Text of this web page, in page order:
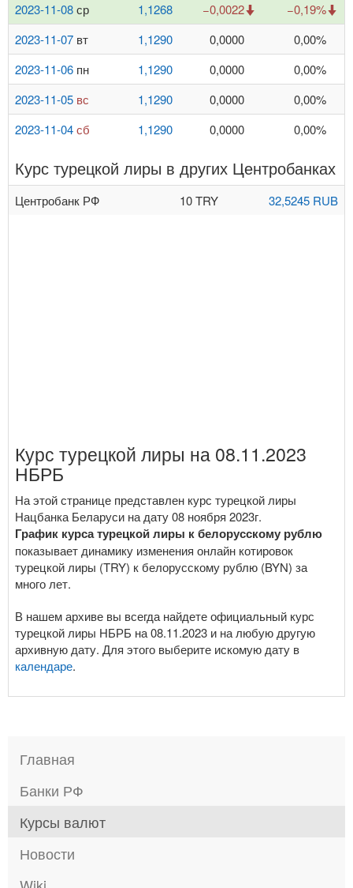
2023-11-08ср 1,1268 −0,0022
−0,19%
2023-11-07 вт 1,1290 0,0000
0,00%
2023-11-06 пн 1,1290 0,0000
0,00%
2023-11-05 вс 1,1290 0,0000
0,00%
2023-11-04сб 1,1290 0,0000 0,00%
Курс турецкой лиры в других Центробанках
Центробанк РФ 10 TRY 32,5245 RUB
Курс турецкой лиры на 08.11.2023
НБРБ
На этой странице представлен курс турецкой лиры
Нацбанка Беларуси на дату 08 ноября 2023г.
График курса турецкой лиры к белорусскому рублю
показывает динамику изменения онлайн котировок
турецкой лиры (TRY) к белорусскому рублю (BYN) за
много лет.
В нашем архиве вы всегда найдете официальный курс
турецкой лиры НБРБ на 08.11.2023 и на любую другую
архивную дату. Для этого выберите искомую дату в
календаре.
Главная
Банки РФ
Курсы валют
Новости